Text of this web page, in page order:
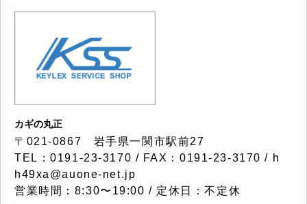
カギの丸正
〒021-0867 岩手県一関市駅前27
TEL：0191-23-3170 / FAX：0191-23-3170 / h
h49xa@auone-net.jp
営業時間：8:30〜19:00 / 定休日：不定休